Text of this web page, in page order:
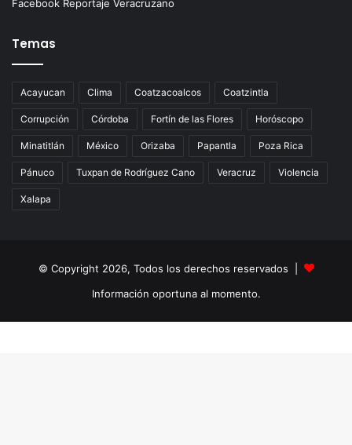
Facebook Reportaje Veracruzano
Temas
Acayucan Clima Coatzacoalcos Coatzintla
Corrupción Córdoba Fortín de las Flores Horóscopo
Minatitlán México Orizaba Papantla Poza Rica
Pánuco Tuxpan de Rodríguez Cano Veracruz Violencia
Xalapa
© Copyright 2026, Todos los derechos reservados |
Información oportuna al momento.